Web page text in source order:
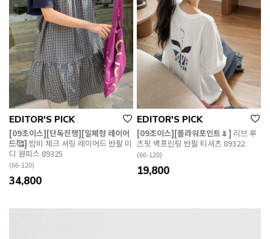
EDITOR'S PICK
[09초이스][단독진행][일체형 레이어
드🥰] 밤비 체크 셔링 레이어드 반팔 미
디 원피스 89325
(66-120)
34,800
EDITOR'S PICK
[09초이스][플라워포인트🌷] 리브 루
즈핏 백프린팅 반팔 티셔츠 89322
(66-120)
19,800